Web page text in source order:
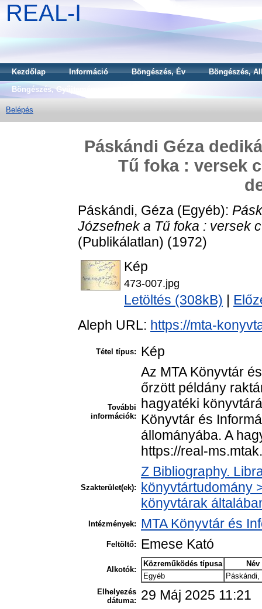
REAL-I
Kezdőlap Információ Böngészés, Év
Böngészés,
Böngészés, Gyűjtemény
Belépés
Páskándi Géza
Tű foka : versek
Páskándi, Géza (Egyéb):
Józsefnek a Tű foka : versek
(Publikálatlan) (1972)
Kép
473-007.jpg
Letöltés (308kB)
Aleph URL: https://mta-
Tétel típus: Kép
További
információk:
Az MTA Könyvtár
őrzött példány
hagyatéki
Könyvtár és
állományába. A
https://real-
Szakterület(ek):
Z Bibliography.
könyvtártudomány
könyvtárak
Intézmények: MTA Könyvtár és
Feltöltő: Emese Kató
Alkotók:
Közreműködés típusa
Név
Egyéb
Páskándi,
Elhelyezés
dátuma:
29 Máj 2025 11:21